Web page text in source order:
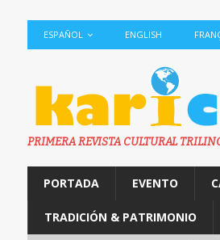
ESPAÑOL ENGLISH
PRIMERA REVISTA CULTURAL
PORTADA EVENTO
TRADICIÓN & PATRIMONIO